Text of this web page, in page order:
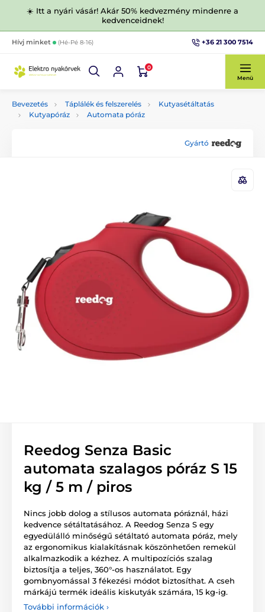
☀️ Itt a nyári vásár! Akár 50% kedvezmény mindenre a
kedvenceidnek!
Hívj minket (Hé-Pé 8-16) +36 21 300 7514
0
Menü
Bevezetés Táplálék és felszerelés
Kutyasétáltatás
Kutyapóráz
Automata póráz
Gyártó
Reedog Senza Basic
automata szalagos póráz S 15
kg / 5 m / piros
Nincs jobb dolog a stílusos automata póráznál, házi
kedvence sétáltatásához. A Reedog Senza S egy
egyedülálló minőségű sétáltató automata póráz, mely
az ergonomikus kialakításnak köszönhetően remekül
alkalmazkodik a kézhez. A multipozíciós szalag
biztosítja a teljes, 360°-os használatot. Egy
gombnyomással 3 fékezési módot biztosíthat. A cseh
márkájú termék ideális kiskutyák számára, 15 kg-ig.
További információk ›